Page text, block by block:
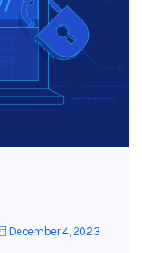
December 4, 2023